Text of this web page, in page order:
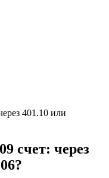
401.10 или
счет: через